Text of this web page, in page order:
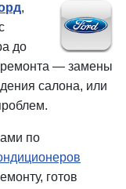
,
до
ремонта — замены
салона, или
по
готов